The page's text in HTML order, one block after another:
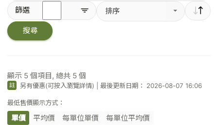
輸
入
關
鍵
字
篩選 排序
搜尋
顯示 5 個項目, 總共 5 個
註 另有優惠(可按入瀏覽詳情) |最後更新日期： 2026-08-07 16:06
最低售價顯示方式：
單價 平均價 每單位單價 每單位平均價